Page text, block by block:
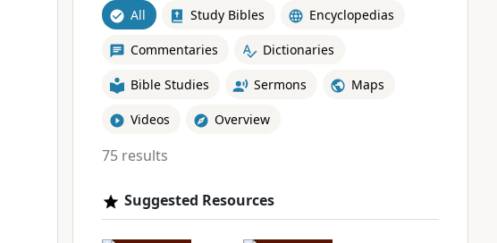
All Study Bibles Encyclopedias
Commentaries Dictionaries
Bible Studies Sermons Maps
Videos Overview
75 results
Suggested Resources